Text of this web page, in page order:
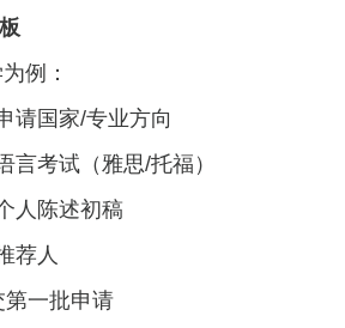
例：
请国家/专业方向
言考试（雅思/托福）
人陈述初稿
荐人
第一批申请